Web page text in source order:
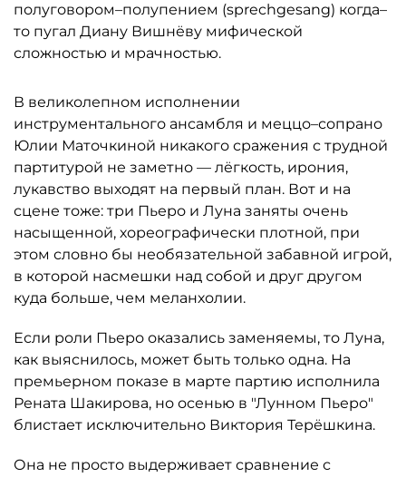
полуговором–полупением (sprechgesang) когда–
то пугал Диану Вишнёву мифической
сложностью и мрачностью.
В великолепном исполнении
инструментального ансамбля и меццо–сопрано
Юлии Маточкиной никакого сражения с трудной
партитурой не заметно — лёгкость, ирония,
лукавство выходят на первый план. Вот и на
сцене тоже: три Пьеро и Луна заняты очень
насыщенной, хореографически плотной, при
этом словно бы необязательной забавной игрой,
в которой насмешки над собой и друг другом
куда больше, чем меланхолии.
Если роли Пьеро оказались заменяемы, то Луна,
как выяснилось, может быть только одна. На
премьерном показе в марте партию исполнила
Рената Шакирова, но осенью в "Лунном Пьеро"
блистает исключительно Виктория Терёшкина.
Она не просто выдерживает сравнение с